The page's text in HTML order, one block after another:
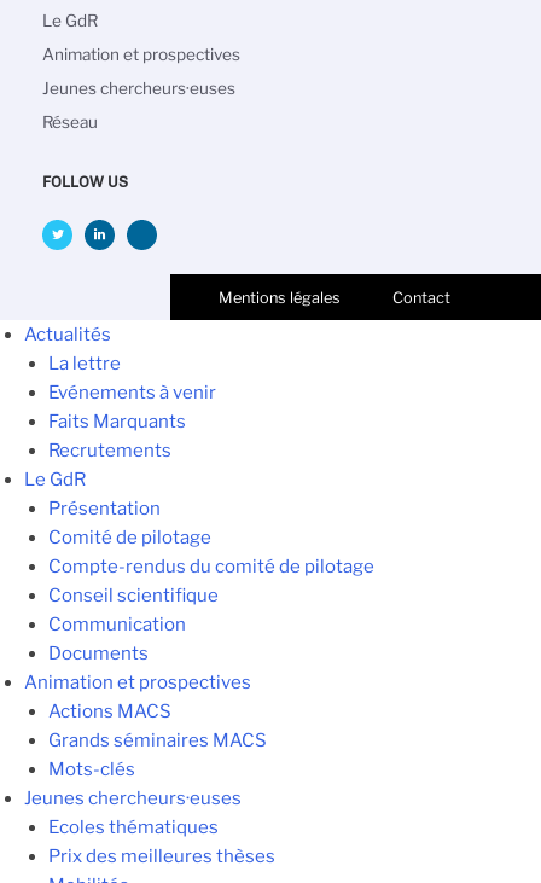
principale
Le GdR
Animation et prospectives
Jeunes chercheurs·euses
Réseau
FOLLOW US
Mentions légales Contact
Actualités
La lettre
Evénements à venir
Faits Marquants
Recrutements
Le GdR
Présentation
Comité de pilotage
Compte-rendus du comité de pilotage
Conseil scientifique
Communication
Documents
Animation et prospectives
Actions MACS
Grands séminaires MACS
Mots-clés
Jeunes chercheurs·euses
Ecoles thématiques
Prix des meilleures thèses